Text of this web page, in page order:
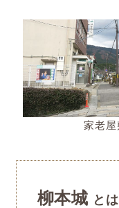
家老
柳本城 と